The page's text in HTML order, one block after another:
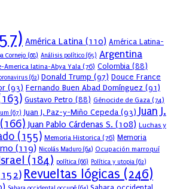
América Latina (110) América Latina-
Cornejo (68) Análisis político (65) Argentina
America latina-Abya Yala (76) Colombia (88)
(62) Donald Trump (97) Douce France
(93) Fernando Buen Abad Domínguez (91)
Gustavo Petro (88) Génocide de Gaza (74)
(67) Juan J. Paz-y-Miño Cepeda (93) Juan J.
(166) Juan Pablo Cárdenas S. (108) Luchas y
(155) Memoria Historica (76) Memoria
(119) Nicolás Maduro (64) Ocupación marroquí
(184) política (66) Política y utopia (62)
Revueltas lógicas (246)